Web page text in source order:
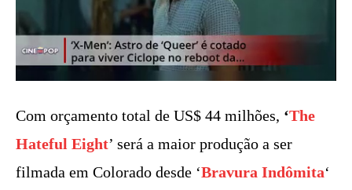
Com orçamento total de US$ 44 milhões, ‘The
Hateful Eight’ será a maior produção a ser
filmada em Colorado desde ‘Bravura Indômita‘